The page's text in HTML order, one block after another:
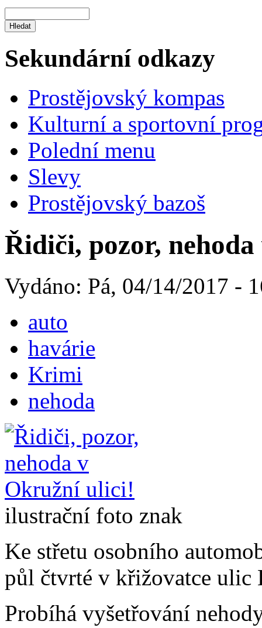
Sekundární odkazy
Prostějovský kompas
Kulturní a sportovní
Polední menu
Slevy
Prostějovský bazoš
Řidiči, pozor,
Vydáno: Pá, 04/14/2017 -
auto
havárie
Krimi
nehoda
ilustrační foto znak
Ke střetu osobního
půl čtvrté v křižovatce ulic
Probíhá vyšetřování